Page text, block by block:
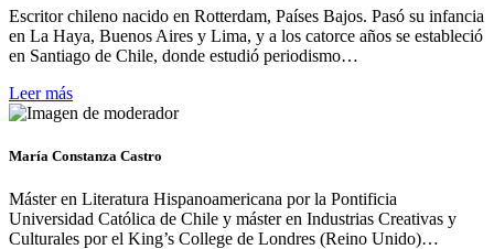
Escritor chileno nacido en Rotterdam, Países Bajos. Pasó su infancia
en La Haya, Buenos Aires y Lima, y a los catorce años se estableció
en Santiago de Chile, donde estudió periodismo…
Leer más
María Constanza Castro
Máster en Literatura Hispanoamericana por la Pontificia
Universidad Católica de Chile y máster en Industrias Creativas y
Culturales por el King’s College de Londres (Reino Unido)…